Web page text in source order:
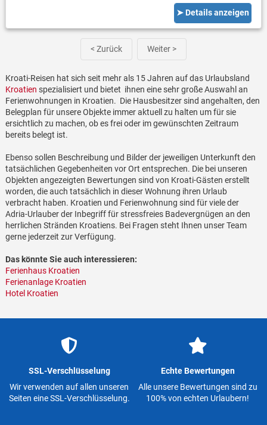
➤ Details anzeigen
< Zurück Weiter >
Kroati-Reisen hat sich seit mehr als 15 Jahren auf das Urlaubsland
Kroatien spezialisiert und bietet ihnen eine sehr große Auswahl an
Ferienwohnungen in Kroatien. Die Hausbesitzer sind angehalten, den
Belegplan für unsere Objekte immer aktuell zu halten um für sie
ersichtlich zu machen, ob es frei oder im gewünschten Zeitraum
bereits belegt ist.
Ebenso sollen Beschreibung und Bilder der jeweiligen Unterkunft den
tatsächlichen Gegebenheiten vor Ort entsprechen. Die bei unseren
Objekten angezeigten Bewertungen sind von Kroati-Gästen erstellt
worden, die auch tatsächlich in dieser Wohnung ihren Urlaub
verbracht haben. Kroatien und Ferienwohnung sind für viele der
Adria-Urlauber der Inbegriff für stressfreies Badevergnügen an den
herrlichen Stränden Kroatiens. Bei Fragen steht Ihnen unser Team
gerne jederzeit zur Verfügung.
Das könnte Sie auch interessieren:
Ferienhaus Kroatien
Ferienanlage Kroatien
Hotel Kroatien
SSL-Verschlüsselung
Wir verwenden auf allen unseren
Seiten eine SSL-Verschlüsselung.
Echte Bewertungen
Alle unsere Bewertungen sind zu
100% von echten Urlaubern!